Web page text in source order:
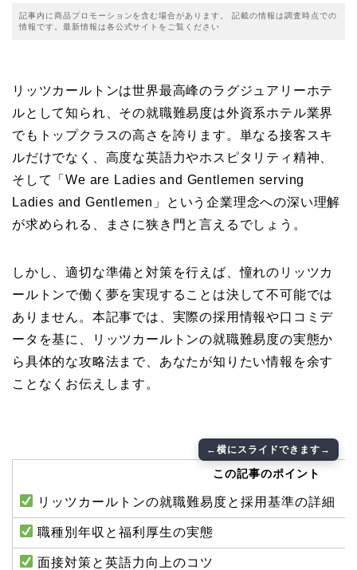
記事内に商品プロモーションを含む場合があります。 記載の情報は調査時点での
情報です。最新情報は各公式サイトをご覧ください
リッツカールトンは世界最高峰のラグジュアリーホテ
ルとして知られ、その就職難易度は外資系ホテル業界
でもトップクラスの高さを誇ります。単なる接客スキ
ルだけでなく、高度な英語力やホスピタリティ精神、
そして「We are Ladies and Gentlemen serving
Ladies and Gentlemen」という企業理念への深い理解
が求められる、まさに狭き門と言えるでしょう。
しかし、適切な準備と対策を行えば、憧れのリッツカ
ールトンで働く夢を実現することは決して不可能では
ありません。本記事では、実際の採用情報や口コミデ
ータを基に、リッツカールトンの就職難易度の実態か
ら具体的な攻略法まで、あなたが知りたい情報を余す
ことなくお伝えします。
この記事のポイント
リッツカールトンの就職難易度と採用基準の詳細
職種別年収と福利厚生の実態
面接対策と英語力向上のコツ